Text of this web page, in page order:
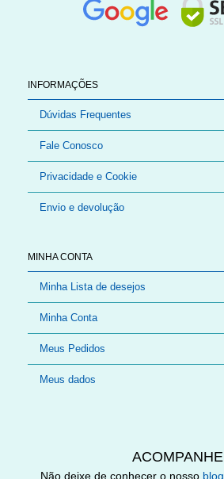
INFORMAÇÕES
Dúvidas Frequentes
Fale Conosco
Privacidade e Cookie
Envio e devolução
MINHA CONTA
Minha Lista de desejos
Minha Conta
Meus Pedidos
Meus dados
ACOMPANHE
Não deixe de conhecer o nosso blog